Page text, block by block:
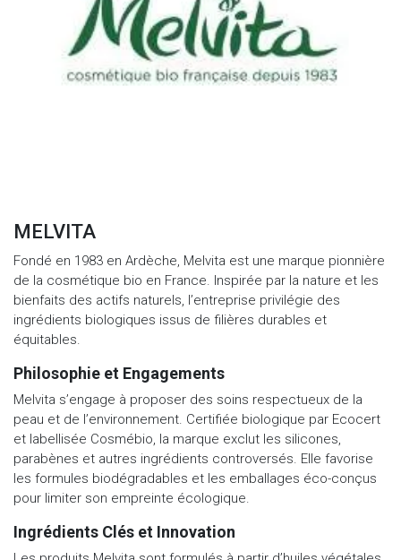
MELVITA
Fondé en 1983 en Ardèche, Melvita est une marque pionnière
de la cosmétique bio en France. Inspirée par la nature et les
bienfaits des actifs naturels, l’entreprise privilégie des
ingrédients biologiques issus de filières durables et
équitables.
Philosophie et Engagements
Melvita s’engage à proposer des soins respectueux de la
peau et de l’environnement. Certifiée biologique par Ecocert
et labellisée Cosmébio, la marque exclut les silicones,
parabènes et autres ingrédients controversés. Elle favorise
les formules biodégradables et les emballages éco-conçus
pour limiter son empreinte écologique.
Ingrédients Clés et Innovation